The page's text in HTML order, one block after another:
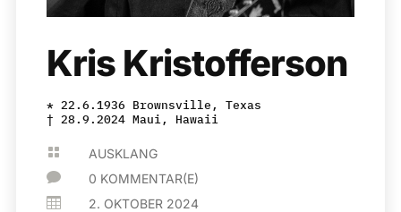
Kris Kristofferson
* 22.6.1936 Brownsville, Texas
† 28.9.2024 Maui, Hawaii
 AUSKLANG
 0 KOMMENTAR(E)
 2. OKTOBER 2024